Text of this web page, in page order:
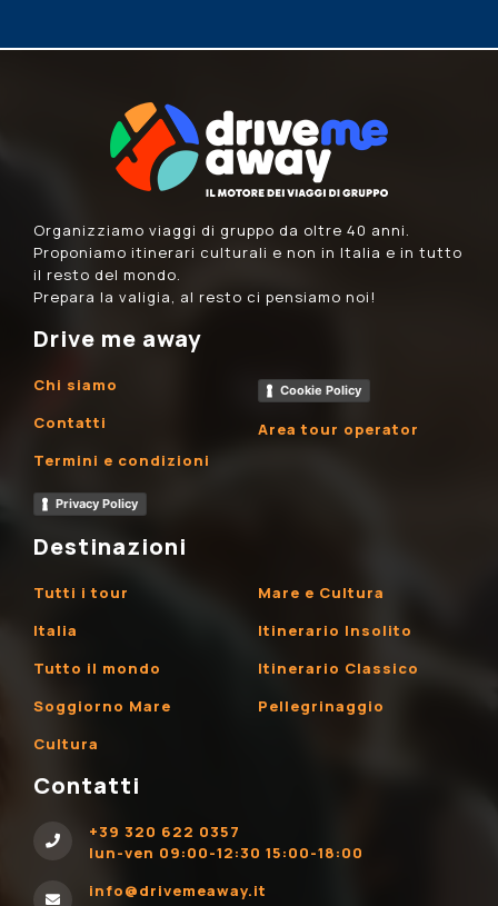
Organizziamo viaggi di gruppo da oltre 40 anni.
Proponiamo itinerari culturali e non in Italia e in tutto
il resto del mondo.
Prepara la valigia, al resto ci pensiamo noi!
Drive me away
Chi siamo
Contatti
Termini e condizioni
Privacy Policy
Cookie Policy
Area tour operator
Destinazioni
Tutti i tour
Italia
Tutto il mondo
Soggiorno Mare
Cultura
Mare e Cultura
Itinerario Insolito
Itinerario Classico
Pellegrinaggio
Contatti
+39 320 622 0357
lun-ven 09:00-12:30 15:00-18:00
info@drivemeaway.it